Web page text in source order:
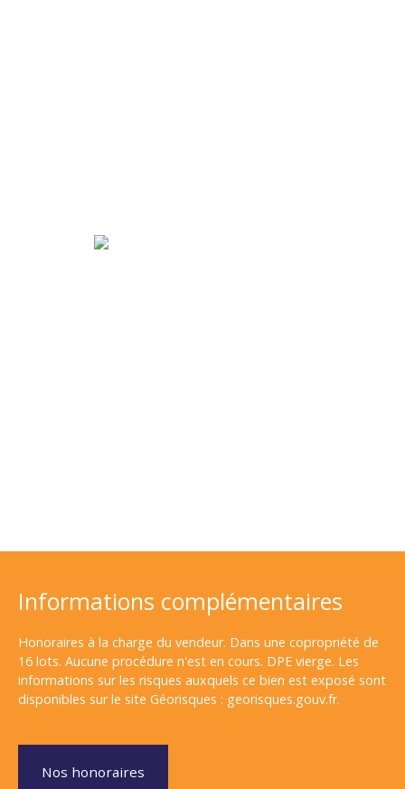
Informations complémentaires
Honoraires à la charge du vendeur. Dans une copropriété de
16 lots. Aucune procédure n'est en cours. DPE vierge. Les
informations sur les risques auxquels ce bien est exposé sont
disponibles sur le site Géorisques : georisques.gouv.fr.
Nos honoraires